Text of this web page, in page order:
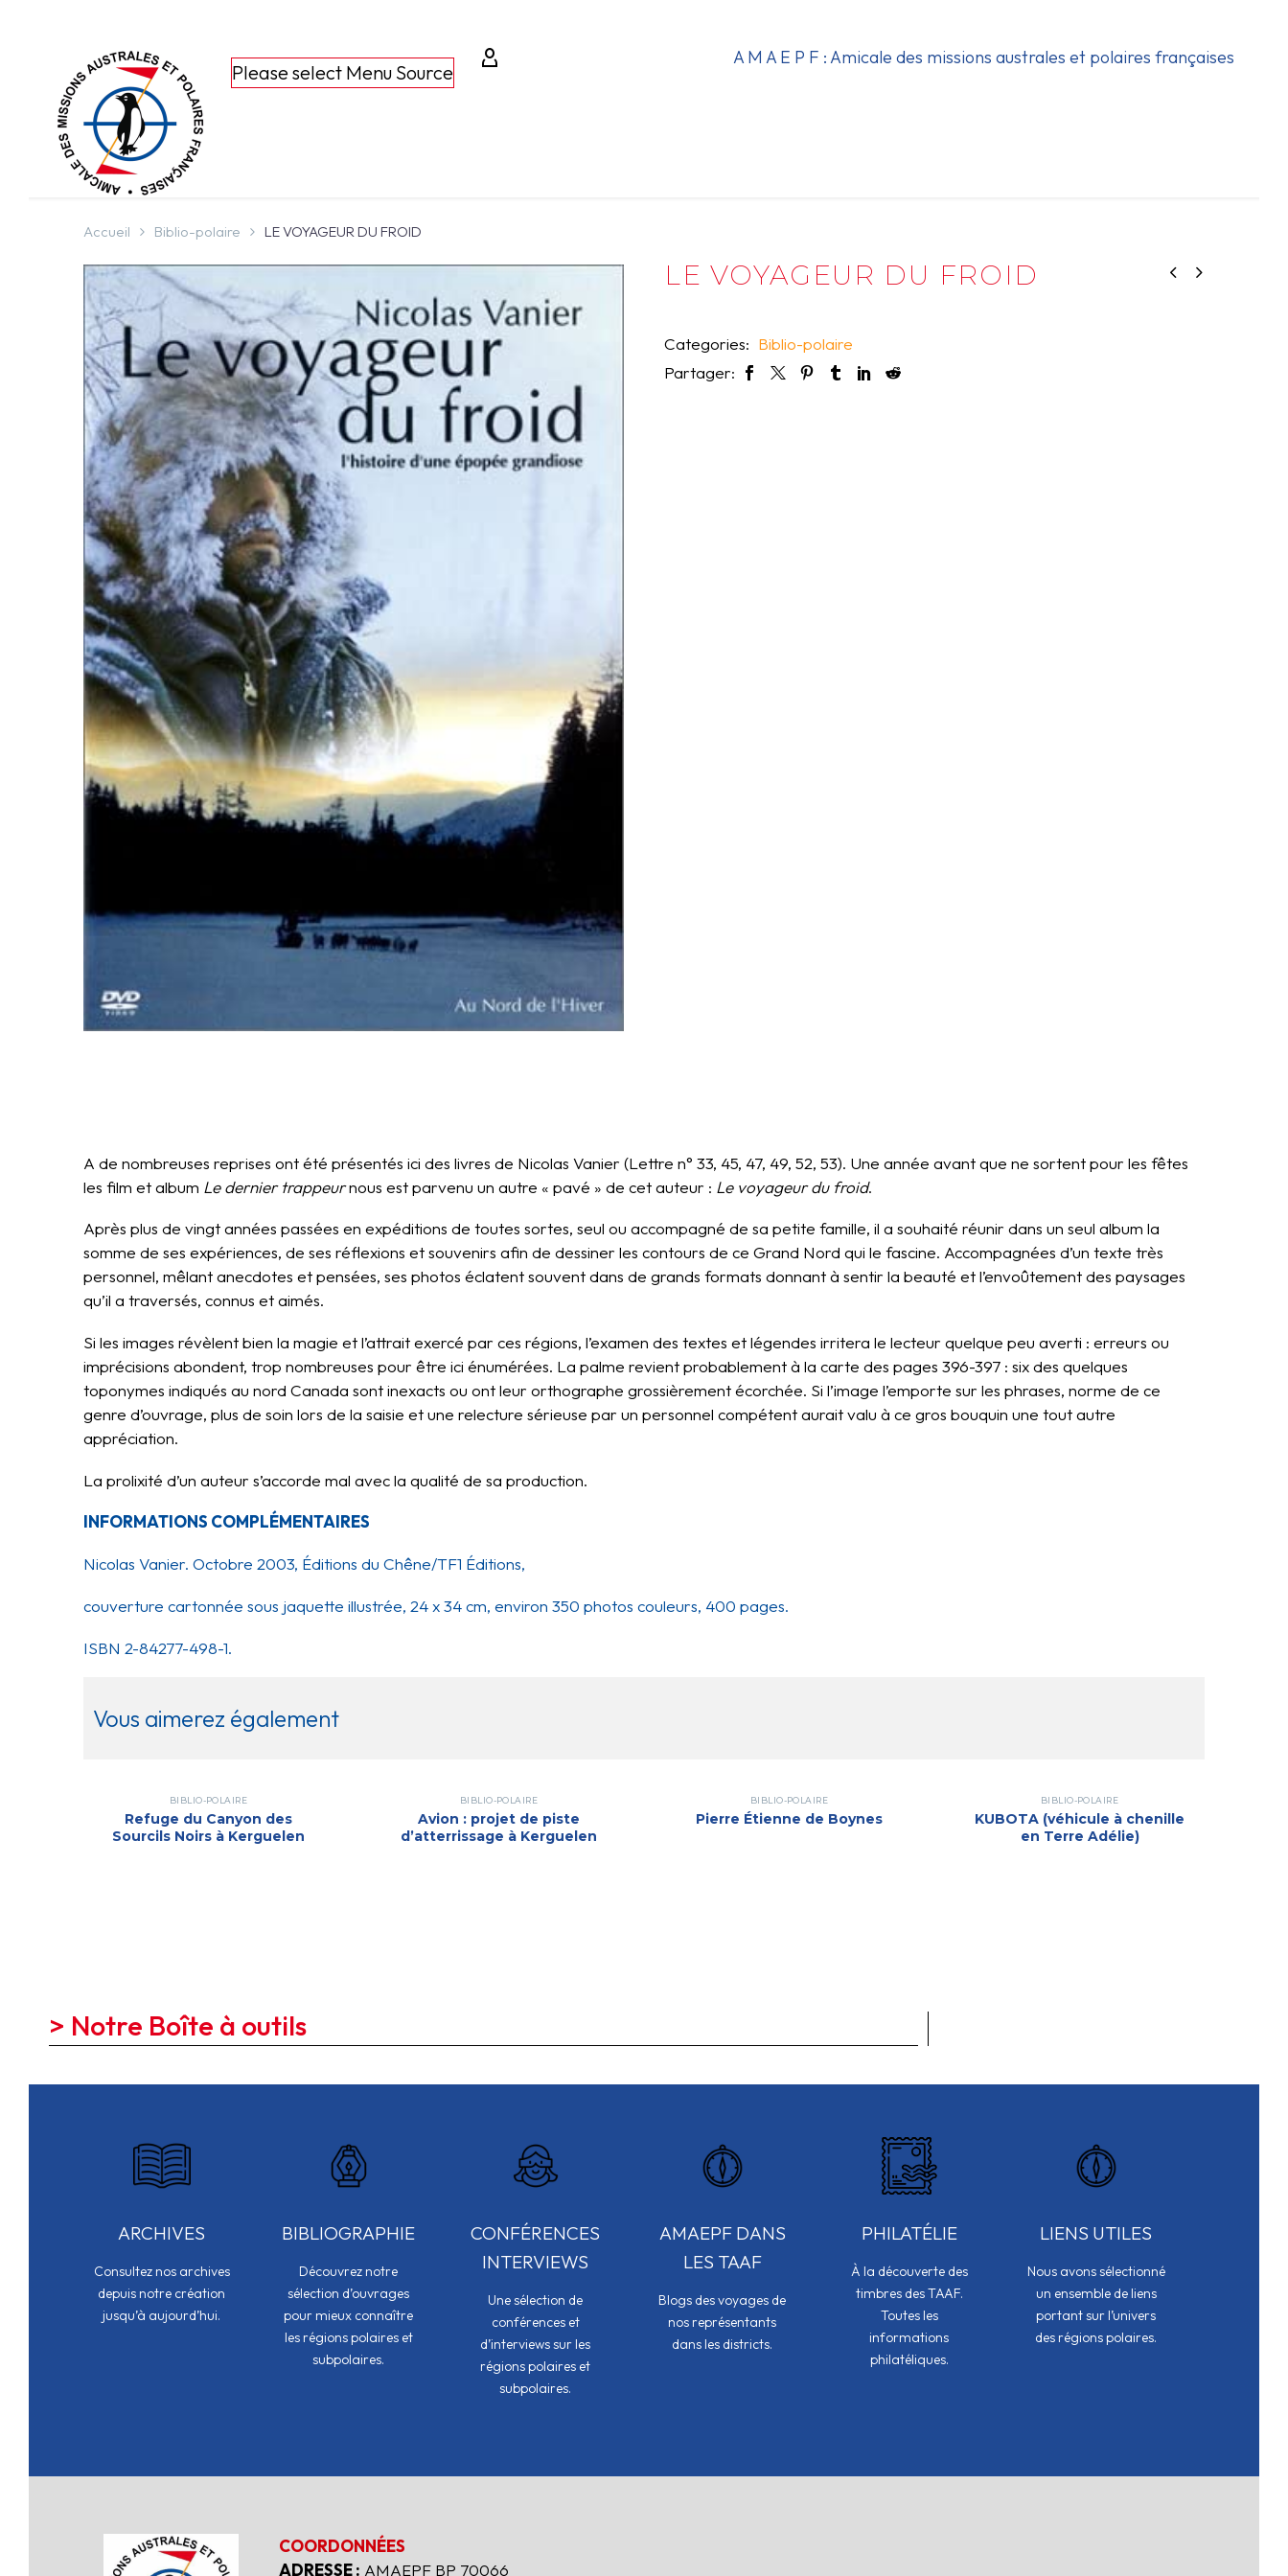
Please select Menu Source
A M A E P F : Amicale des missions australes et polaires françaises
Accueil Biblio-polaire LE VOYAGEUR DU FROID
LE VOYAGEUR DU FROID
Categories: Biblio-polaire
Partager:
A de nombreuses reprises ont été présentés ici des livres de Nicolas Vanier (Lettre n° 33, 45, 47, 49, 52, 53). Une année avant que ne sortent pour les fêtes
les film et album Le dernier trappeurnous est parvenu un autre « pavé » de cet auteur : Le voyageur du froid.
Après plus de vingt années passées en expéditions de toutes sortes, seul ou accompagné de sa petite famille, il a souhaité réunir dans un seul album la
somme de ses expériences, de ses réflexions et souvenirs afin de dessiner les contours de ce Grand Nord qui le fascine. Accompagnées d’un texte très
personnel, mêlant anecdotes et pensées, ses photos éclatent souvent dans de grands formats donnant à sentir la beauté et l’envoûtement des paysages
qu’il a traversés, connus et aimés.
Si les images révèlent bien la magie et l’attrait exercé par ces régions, l’examen des textes et légendes irritera le lecteur quelque peu averti : erreurs ou
imprécisions abondent, trop nombreuses pour être ici énumérées. La palme revient probablement à la carte des pages 396-397 : six des quelques
toponymes indiqués au nord Canada sont inexacts ou ont leur orthographe grossièrement écorchée. Si l’image l’emporte sur les phrases, norme de ce
genre d’ouvrage, plus de soin lors de la saisie et une relecture sérieuse par un personnel compétent aurait valu à ce gros bouquin une tout autre
appréciation.
La prolixité d’un auteur s’accorde mal avec la qualité de sa production.
INFORMATIONS COMPLÉMENTAIRES
Nicolas Vanier. Octobre 2003, Éditions du Chêne/TF1 Éditions,
couverture cartonnée sous jaquette illustrée, 24 x 34 cm, environ 350 photos couleurs, 400 pages.
ISBN 2-84277-498-1.
Vous aimerez également
BIBLIO-POLAIRE
Refuge du Canyon des
Sourcils Noirs à Kerguelen
BIBLIO-POLAIRE
Avion : projet de piste
d’atterrissage à Kerguelen
BIBLIO-POLAIRE
Pierre Étienne de Boynes
BIBLIO-POLAIRE
KUBOTA (véhicule à chenille
en Terre Adélie)
> Notre Boîte à outils
ARCHIVES
Consultez nos archives
depuis notre création
jusqu’à aujourd’hui.
BIBLIOGRAPHIE
Découvrez notre
sélection d’ouvrages
pour mieux connaître
les régions polaires et
subpolaires.
CONFÉRENCES
INTERVIEWS
Une sélection de
conférences et
d’interviews sur les
régions polaires et
subpolaires.
AMAEPF DANS
LES TAAF
Blogs des voyages de
nos représentants
dans les districts.
PHILATÉLIE
À la découverte des
timbres des TAAF.
Toutes les
informations
philatéliques.
LIENS UTILES
Nous avons sélectionné
un ensemble de liens
portant sur l’univers
des régions polaires.
COORDONNÉES
ADRESSE : AMAEPF BP 70066